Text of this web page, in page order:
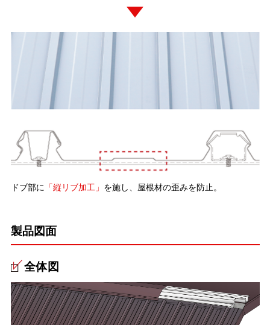
ドブ部に 「縦リブ加工」 を施し、屋根材の歪みを防止。
製品図面
全体図